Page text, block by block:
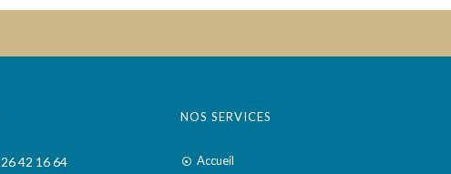
42 16 64
NOS SERVICES
Accueil